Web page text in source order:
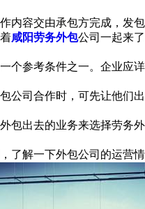
内容交由承包方完成，
咸阳劳务外包公司一起来了
参考条件之一。企业应
司合作时，可先让他们
包出去的业务来选择劳务外
解一下外包公司的运营